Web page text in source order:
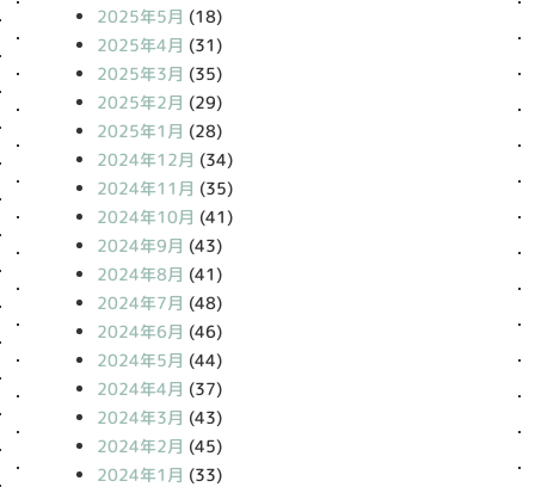
2025年5月 (18)
2025年4月 (31)
2025年3月 (35)
2025年2月 (29)
2025年1月 (28)
2024年12月 (34)
2024年11月 (35)
2024年10月 (41)
2024年9月 (43)
2024年8月 (41)
2024年7月 (48)
2024年6月 (46)
2024年5月 (44)
2024年4月 (37)
2024年3月 (43)
2024年2月 (45)
2024年1月 (33)